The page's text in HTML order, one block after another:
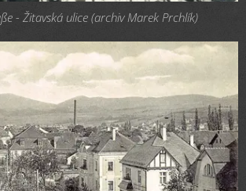
- Žitavská ulice (archiv Marek Prchlík)